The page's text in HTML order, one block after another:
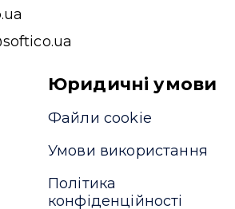
Юридичні умови
Файли cookie
Умови використання
Політика
конфіденційності